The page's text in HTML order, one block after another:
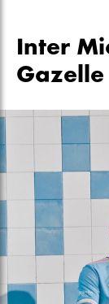
Inter
Gazelle